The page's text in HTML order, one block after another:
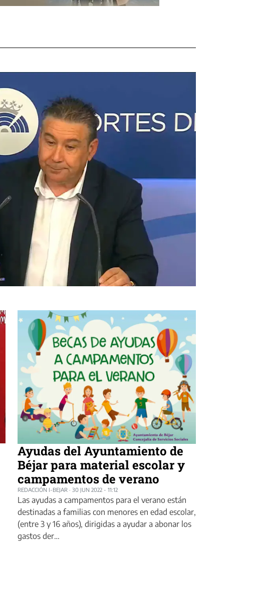
Ayudas del Ayuntamiento de
Béjar para material escolar y
campamentos de verano
REDACCIÓN I-BEJAR · 30 JUN 2022 - 11:12
Las ayudas a campamentos para el verano están
destinadas a familias con menores en edad escolar,
(entre 3 y 16 años), dirigidas a ayudar a abonar los
gastos der…